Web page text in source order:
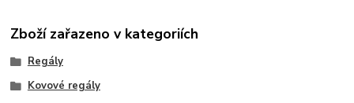
Zboží zařazeno v kategoriích
Regály
Kovové regály